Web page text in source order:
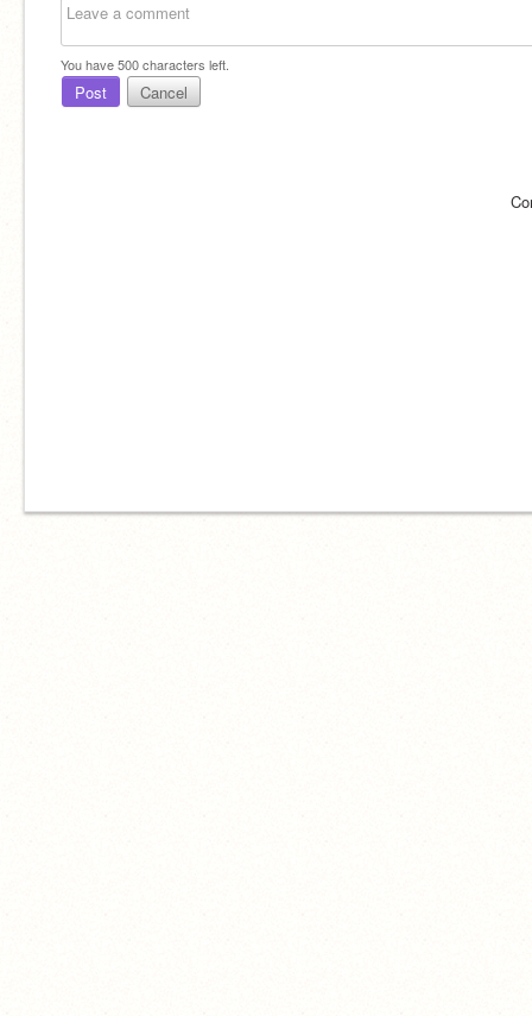
You have500characters left.
Post Cancel